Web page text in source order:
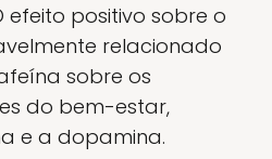
efeito positivo sobre o
relacionado
sobre os
do bem-estar,
e a dopamina.